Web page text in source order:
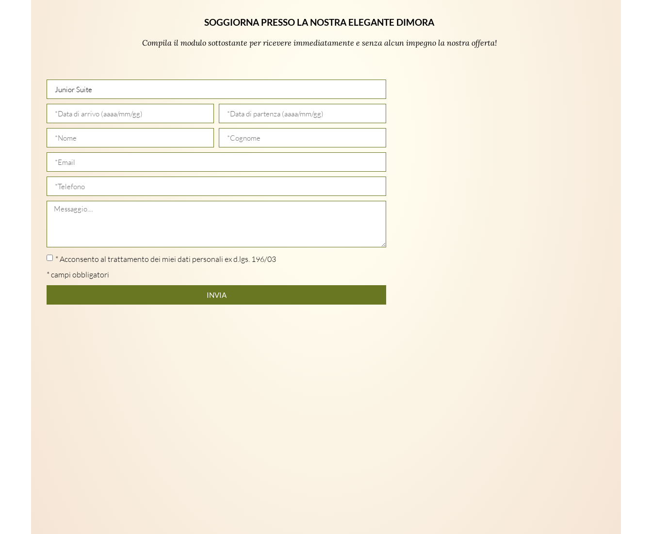
SOGGIORNA PRESSO LA NOSTRA ELEGANTE DIMORA
Compila il modulo sottostante per ricevere immediatamente e senza alcun impegno la nostra offerta!
* Acconsento al trattamento dei miei dati personali ex d.lgs. 196/03
* campi obbligatori
INVIA